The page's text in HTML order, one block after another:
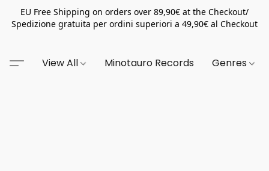
EU Free Shipping on orders over 89,90€ at the Checkout/
Spedizione gratuita per ordini superiori a 49,90€ al Checkout
View All Minotauro Records Genres